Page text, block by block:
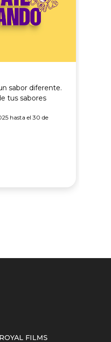
sabor diferente.
tus sabores
hasta el 30 de
FILMS